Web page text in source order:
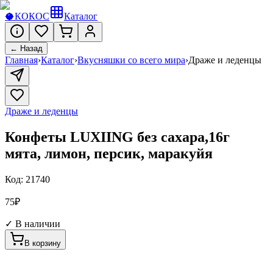
🥥КОКОС Каталог
← Назад
Главная›Каталог›Вкусняшки со всего мира›Драже и леденцы
Драже и леденцы
Конфеты LUXIING без сахара,16г
мята, лимон, персик, маракуйя
Код: 21740
75₽
✓ В наличии
В корзину